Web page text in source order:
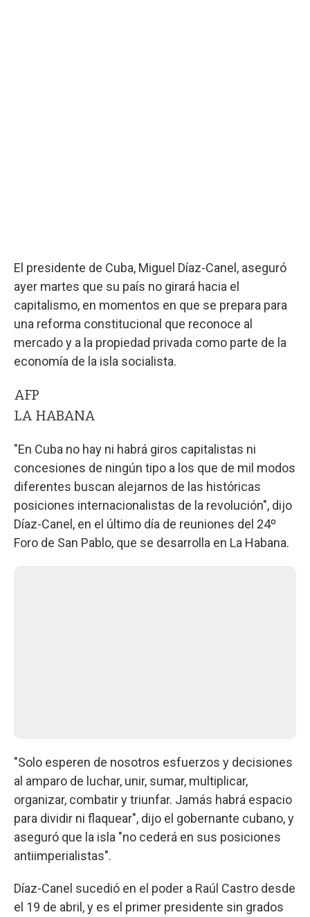
El presidente de Cuba, Miguel Díaz-Canel, aseguró
ayer martes que su país no girará hacia el
capitalismo, en momentos en que se prepara para
una reforma constitucional que reconoce al
mercado y a la propiedad privada como parte de la
economía de la isla socialista.
AFP
LA HABANA
"En Cuba no hay ni habrá giros capitalistas ni
concesiones de ningún tipo a los que de mil modos
diferentes buscan alejarnos de las históricas
posiciones internacionalistas de la revolución", dijo
Díaz-Canel, en el último día de reuniones del 24º
Foro de San Pablo, que se desarrolla en La Habana.
"Solo esperen de nosotros esfuerzos y decisiones
al amparo de luchar, unir, sumar, multiplicar,
organizar, combatir y triunfar. Jamás habrá espacio
para dividir ni flaquear", dijo el gobernante cubano, y
aseguró que la isla "no cederá en sus posiciones
antiimperialistas".
Díaz-Canel sucedió en el poder a Raúl Castro desde
el 19 de abril, y es el primer presidente sin grados